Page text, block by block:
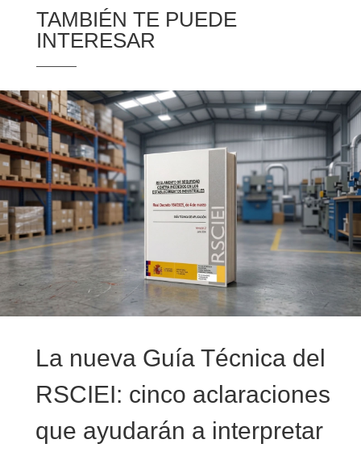
TAMBIÉN TE PUEDE
INTERESAR
La nueva Guía Técnica del
RSCIEI: cinco aclaraciones
que ayudarán a interpretar